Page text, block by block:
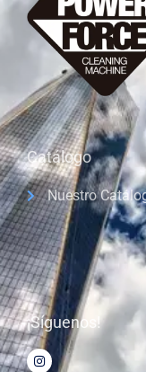
Catálogo
Nuestro
¡Síguenos!